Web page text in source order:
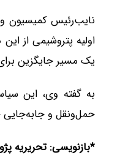
نایب‌رئیس کمیسیون
اولیه پتروشیمی از
یک مسیر جایگزین
به گفته وی، این
حمل‌ونقل و جابه‌جایی
*بازنویسی: تحریریه